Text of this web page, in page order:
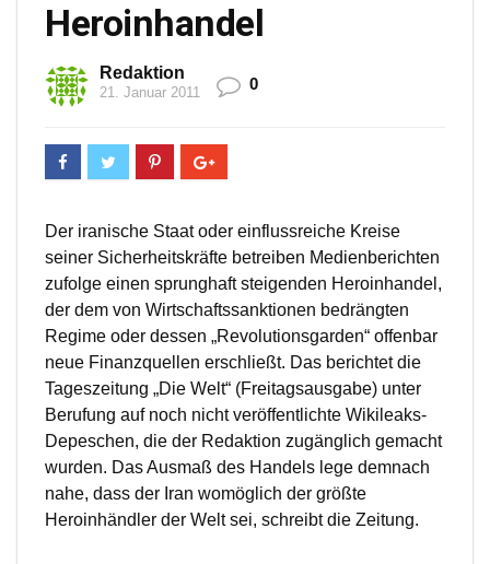
Heroinhandel
Redaktion
21. Januar 2011 0
Der iranische Staat oder einflussreiche Kreise
seiner Sicherheitskräfte betreiben Medienberichten
zufolge einen sprunghaft steigenden Heroinhandel,
der dem von Wirtschaftssanktionen bedrängten
Regime oder dessen „Revolutionsgarden“ offenbar
neue Finanzquellen erschließt. Das berichtet die
Tageszeitung „Die Welt“ (Freitagsausgabe) unter
Berufung auf noch nicht veröffentlichte Wikileaks-
Depeschen, die der Redaktion zugänglich gemacht
wurden. Das Ausmaß des Handels lege demnach
nahe, dass der Iran womöglich der größte
Heroinhändler der Welt sei, schreibt die Zeitung.